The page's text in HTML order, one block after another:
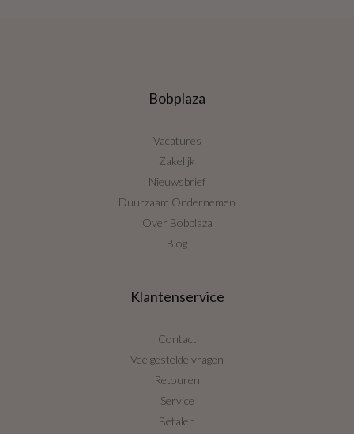
Bobplaza
Vacatures
Zakelijk
Nieuwsbrief
Duurzaam Ondernemen
Over Bobplaza
Blog
Klantenservice
Contact
Veelgestelde vragen
Retouren
Service
Betalen